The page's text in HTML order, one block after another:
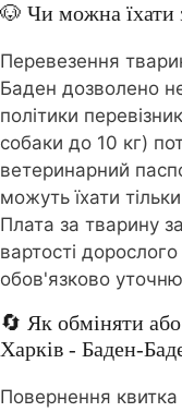
🐶 Чи можна
Перевезення
Баден дозволено
політики
собаки до 10 кг)
ветеринарний
можуть їхати
Плата за тварину
вартості
обов'язково
🔄 Як обміняти
Харків - Баден-
Повернення